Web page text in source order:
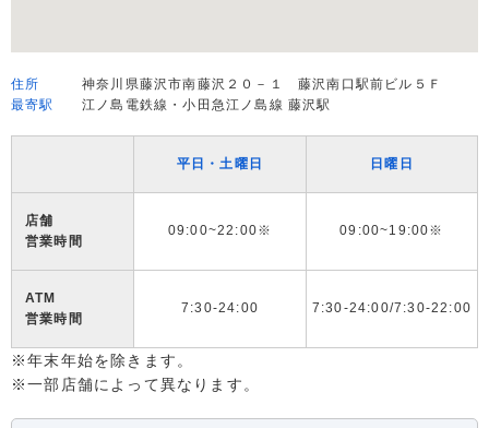
住所
神奈川県藤沢市南藤沢２０－１ 藤沢南口駅前ビル５Ｆ
最寄駅
江ノ島電鉄線・小田急江ノ島線 藤沢駅
平日・土曜日 日曜日
店舗
営業時間
09:00~22:00※ 09:00~19:00※
ATM
営業時間
7:30-24:00 7:30-24:00/7:30-22:00
※年末年始を除きます。
※一部店舗によって異なります。